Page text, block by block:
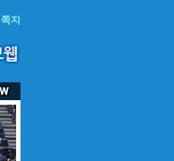
쪽지